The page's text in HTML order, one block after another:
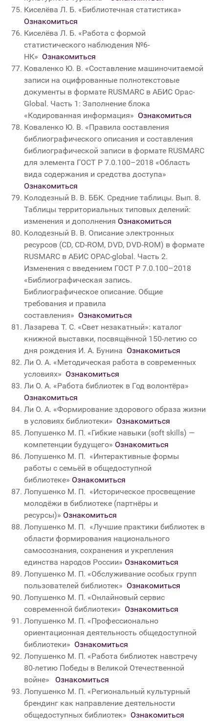
Киселёва Л. Б. «Библиотечная статистика»
Ознакомиться
Киселёва Л. Б. «Работа с формой
статистического наблюдения №6-
НК» Ознакомиться
Коваленко Ю. В. «Составление машиночитаемой
записи на оцифрованные полнотекстовые
документы в формате RUSMARC в АБИС Opaс-
Global. Часть 1: Заполнение блока
«Кодированная информация» Ознакомиться
Коваленко Ю. В. «Правила составления
библиографического описания и составления
библиографической записи в формате RUSMARC
для элемента ГОСТ Р 7.0.100–2018 «Область
вида содержания и средства доступа»
Ознакомиться
Колодезный В. В. ББК. Средние таблицы. Вып. 8.
Таблицы территориальных типовых делений:
изменения и дополнения Ознакомиться
Колодезный В. В. Описание электронных
ресурсов (CD, CD-ROM, DVD, DVD-ROM) в формате
RUSMARC в АБИС OPAC-global. Часть 2.
Изменения с введением ГОСТ Р 7.0.100–2018
«Библиографическая запись.
Библиографическое описание. Общие
требования и правила
составления» Ознакомиться
Лазарева Т. С. «Свет незакатный»: каталог
книжной выставки, посвящённой 150-летию со
дня рождения И. А. Бунина Ознакомиться
Ли О. А. «Методическая работа в современных
условиях» Ознакомиться
Ли О. А. «Работа библиотек в Год волонтёра»
Ознакомиться
Ли О. А. «Формирование здорового образа жизни
в условиях библиотеки» Ознакомиться
Лопушенко М. П. «Гибкие навыки (soft skills) —
компетенции будущего» Ознакомиться
Лопушенко М. П. «Интерактивные формы
работы с семьёй в общедоступной
библиотеке» Ознакомиться
Лопушенко М. П. «Историческое просвещение
молодёжи в библиотеке (партнёры и
ресурсы)» Ознакомиться
Лопушенко М. П. «Лучшие практики библиотек в
области формирования национального
самосознания, сохранения и укрепления
единства народов России» Ознакомиться
Лопушенко М. П. «Обслуживание особых групп
пользователей библиотек» Ознакомиться
Лопушенко М. П. «Онлайновый сервис
современной библиотеки» Ознакомиться
Лопушенко М. П. «Профессионально
ориентационная деятельность общедоступной
библиотеки» Ознакомиться
Лопушенко М. П. «Работа библиотек навстречу
80-летию Победы в Великой Отечественной
войне»
Ознакомиться
Лопушенко М. П. «Региональный культурный
брендинг как направление деятельности
общедоступных библиотек» Ознакомиться